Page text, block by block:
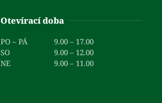
Otevírací doba
PO – PÁ
9.00 – 17.00
SO
9.00 – 12.00
NE
9.00 – 11.00